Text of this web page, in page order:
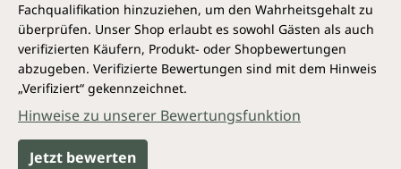
Fachqualifikation hinzuziehen, um den Wahrheitsgehalt zu
überprüfen. Unser Shop erlaubt es sowohl Gästen als auch
verifizierten Käufern, Produkt- oder Shopbewertungen
abzugeben. Verifizierte Bewertungen sind mit dem Hinweis
„Verifiziert“ gekennzeichnet.
Hinweise zu unserer Bewertungsfunktion
Jetzt bewerten